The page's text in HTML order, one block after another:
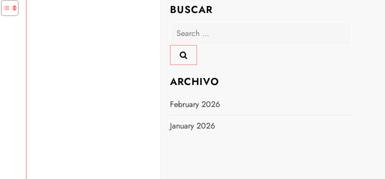
BUSCAR
Search
for:
ARCHIVO
February 2026
January 2026